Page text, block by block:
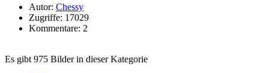
Autor: Chessy
Zugriffe: 17029
Kommentare: 2
Es gibt 975 Bilder in dieser Kategorie